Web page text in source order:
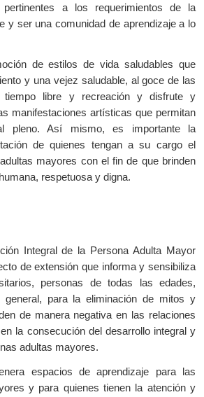
a los requerimientos de la
y ser una comunidad de aprendizaje a lo
de estilos de vida saludables que
y una vejez saludable, al goce de las
tiempo libre y recreación y disfrute y
manifestaciones artísticas que permitan
pleno. Así mismo, es importante la
de quienes tengan a su cargo el
mayores con el fin de que brinden
respetuosa y digna.
Integral de la Persona Adulta Mayor
de extensión que informa y sensibiliza
personas de todas las edades,
para la eliminación de mitos y
de manera negativa en las relaciones
la consecución del desarrollo integral y
adultas mayores.
espacios de aprendizaje para las
y para quienes tienen la atención y